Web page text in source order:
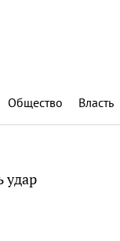
Общество Власть
удар